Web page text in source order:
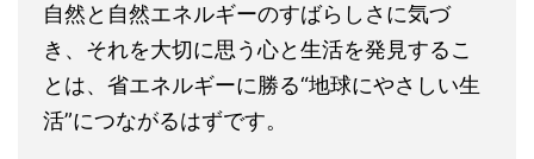
自然と自然エネルギーのすばらしさに気づ
き、それを大切に思う心と生活を発見するこ
とは、省エネルギーに勝る“地球にやさしい生
活”につながるはずです。